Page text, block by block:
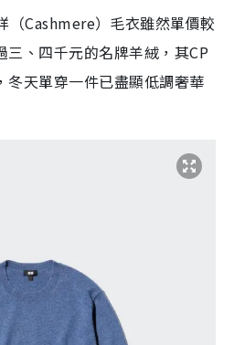
（Cashmere）毛衣雖然單價較
三、四千元的名牌羊絨，其CP
冬天單穿一件已盡顯低調奢華